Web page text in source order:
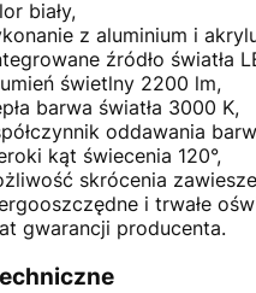
biały,
z aluminium i
źródło światła
świetlny 2200 lm,
barwa światła 3000 K,
oddawania
kąt świecenia 120°,
skrócenia
i trwałe
gwarancji producenta.